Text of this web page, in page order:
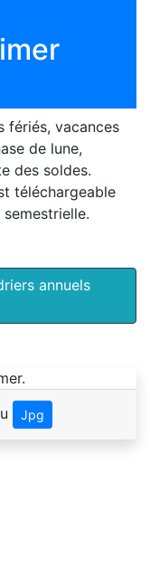
fériés, vacances
de lune,
des soldes.
téléchargeable
annuels
Jpg